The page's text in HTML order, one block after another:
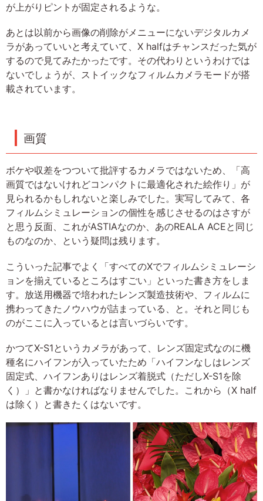
が上がりピントが固定されるような。
あとは以前から画像の削除がメニューにないデジタルカメ
ラがあっていいと考えていて、X halfはチャンスだった気が
するので見てみたかったです。その代わりというわけでは
ないでしょうが、ストイックなフィルムカメラモードが搭
載されています。
画質
ボケや収差をつついて批評するカメラではないため、「高
画質ではないけれどコンパクトに最適化された絵作り」が
見られるかもしれないと楽しみでした。実写してみて、各
フィルムシミュレーションの個性を感じさせるのはさすが
と思う反面、これがASTIAなのか、あのREALA ACEと同じ
ものなのか、という疑問は残ります。
こういった記事でよく「すべてのXでフィルムシミュレーシ
ョンを揃えているところはすごい」といった書き方をしま
す。放送用機器で培われたレンズ製造技術や、フィルムに
携わってきたノウハウが詰まっている、と。それと同じも
のがここに入っているとは言いづらいです。
かつてX-S1というカメラがあって、レンズ固定式なのに機
種名にハイフンが入っていたため「ハイフンなしはレンズ
固定式、ハイフンありはレンズ着脱式（ただしX-S1を除
く）」と書かなければなりませんでした。これから（X half
は除く）と書きたくはないです。